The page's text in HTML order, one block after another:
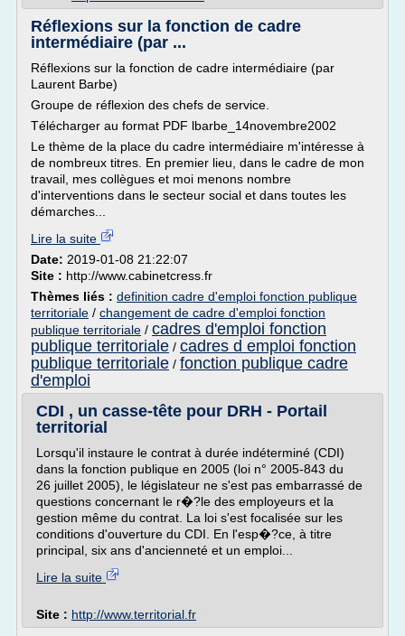
Réflexions sur la fonction de cadre
intermédiaire (par ...
Réflexions sur la fonction de cadre intermédiaire (par
Laurent Barbe)
Groupe de réflexion des chefs de service.
Télécharger au format PDF lbarbe_14novembre2002
Le thème de la place du cadre intermédiaire m'intéresse à
de nombreux titres. En premier lieu, dans le cadre de mon
travail, mes collègues et moi menons nombre
d'interventions dans le secteur social et dans toutes les
démarches...
Lire la suite
Date: 2019-01-08 21:22:07
Site : http://www.cabinetcress.fr
Thèmes liés : definition cadre d'emploi fonction publique
territoriale / changement de cadre d'emploi fonction
publique territoriale / cadres d'emploi fonction
publique territoriale / cadres d emploi fonction
publique territoriale / fonction publique cadre
d'emploi
CDI , un casse-tête pour DRH - Portail
territorial
Lorsqu'il instaure le contrat à durée indéterminé (CDI)
dans la fonction publique en 2005 (loi n° 2005-843 du
26 juillet 2005), le législateur ne s'est pas embarrassé de
questions concernant le r�?le des employeurs et la
gestion même du contrat. La loi s'est focalisée sur les
conditions d'ouverture du CDI. En l'esp�?ce, à titre
principal, six ans d'ancienneté et un emploi...
Lire la suite
Site : http://www.territorial.fr